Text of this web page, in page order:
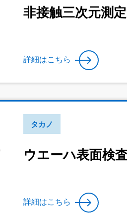
非接触三次元測
詳細はこちら
タカノ
ウエーハ表面検
詳細はこちら